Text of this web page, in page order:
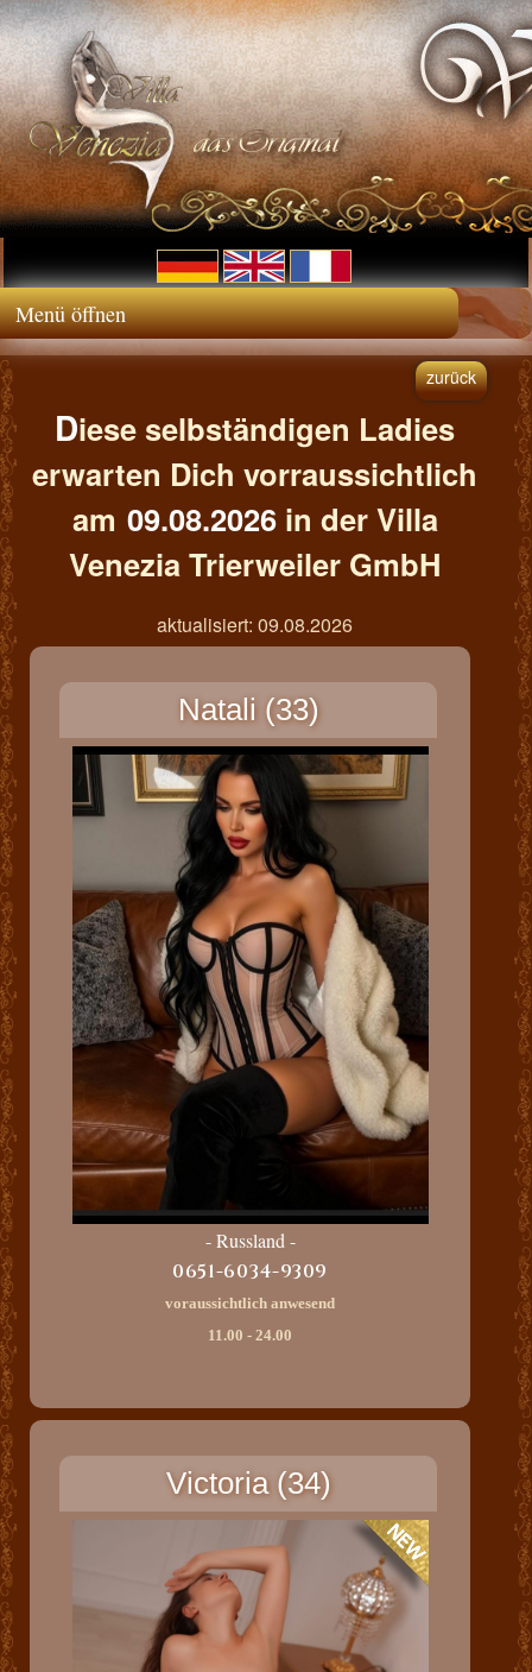
Menü öffnen
zurück
Diese selbständigen Ladies
erwarten Dich vorraussichtlich
am 09.08.2026 in der Villa
Venezia Trierweiler GmbH
aktualisiert: 09.08.2026
Natali (33)
- Russland -
0651-6034-9309
voraussichtlich anwesend
11.00 - 24.00
Victoria (34)